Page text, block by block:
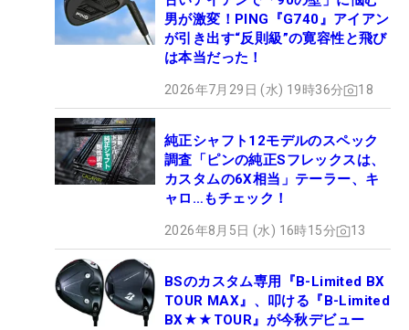
男が激変！PING『G740』アイアン
が引き出す“反則級”の寛容性と飛び
は本当だった！
2026年7月29日 (水) 19時36分 18
純正シャフト12モデルのスペック
調査「ピンの純正Sフレックスは、
カスタムの6X相当」テーラー、キ
ャロ…もチェック！
2026年8月5日 (水) 16時15分 13
BSのカスタム専用『B-Limited BX
TOUR MAX』、叩ける『B-Limited
BX★★TOUR』が今秋デビュー